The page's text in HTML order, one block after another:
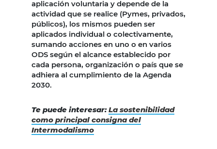
aplicación voluntaria y depende de la
actividad que se realice (Pymes, privados,
públicos), los mismos pueden ser
aplicados individual o colectivamente,
sumando acciones en uno o en varios
ODS según el alcance establecido por
cada persona, organización o país que se
adhiera al cumplimiento de la Agenda
2030.
Te puede interesar:La sostenibilidad
como principal consigna del
Intermodalismo